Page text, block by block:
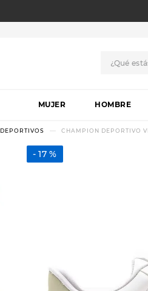
MUJER HOMBRE
DEPORTIVOS CHAMPION DEPORTIVO
17 %
1.
botas
.
skechers
3.
9.